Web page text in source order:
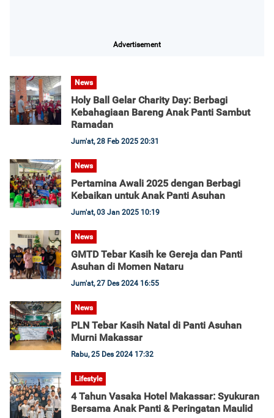
Advertisement
News
Holy Ball Gelar Charity Day: Berbagi
Kebahagiaan Bareng Anak Panti Sambut
Ramadan
Jum'at, 28 Feb 2025 20:31
News
Pertamina Awali 2025 dengan Berbagi
Kebaikan untuk Anak Panti Asuhan
Jum'at, 03 Jan 2025 10:19
News
GMTD Tebar Kasih ke Gereja dan Panti
Asuhan di Momen Nataru
Jum'at, 27 Des 2024 16:55
News
PLN Tebar Kasih Natal di Panti Asuhan
Murni Makassar
Rabu, 25 Des 2024 17:32
Lifestyle
4 Tahun Vasaka Hotel Makassar: Syukuran
Bersama Anak Panti & Peringatan Maulid